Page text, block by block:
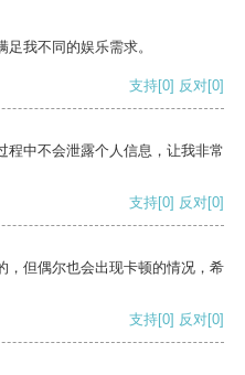
我不同的娱乐需求。
支持[0] 反对[0]
程中不会泄露个人信息，让我非常
支持[0] 反对[0]
，但偶尔也会出现卡顿的情况，希
支持[0] 反对[0]